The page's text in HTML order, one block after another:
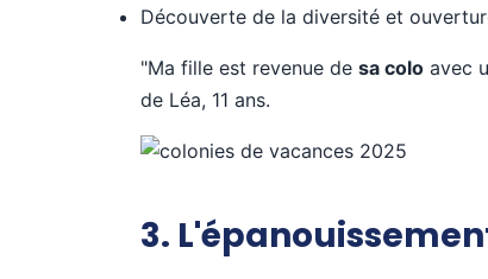
Découverte de la diversité et
"Ma fille est revenue de sa colo avec
de Léa, 11 ans.
3.